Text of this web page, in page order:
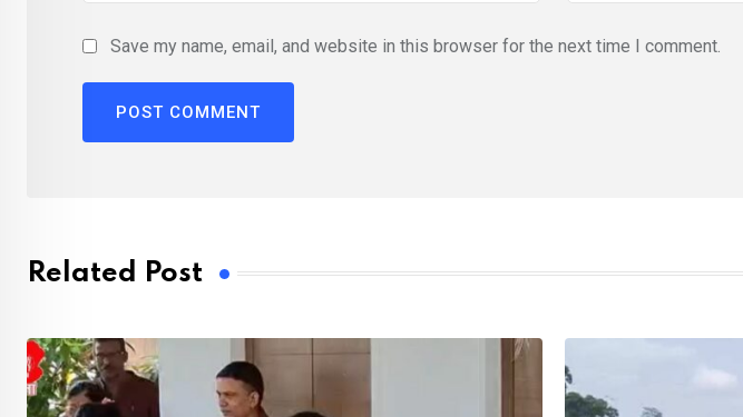
Save my name, email, and website in this browser for the next time I comment.
Related Post